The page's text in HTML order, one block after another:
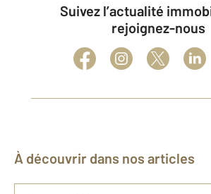
Suivez l’actualité immobilière et
rejoignez-nous
À découvrir dans nos articles